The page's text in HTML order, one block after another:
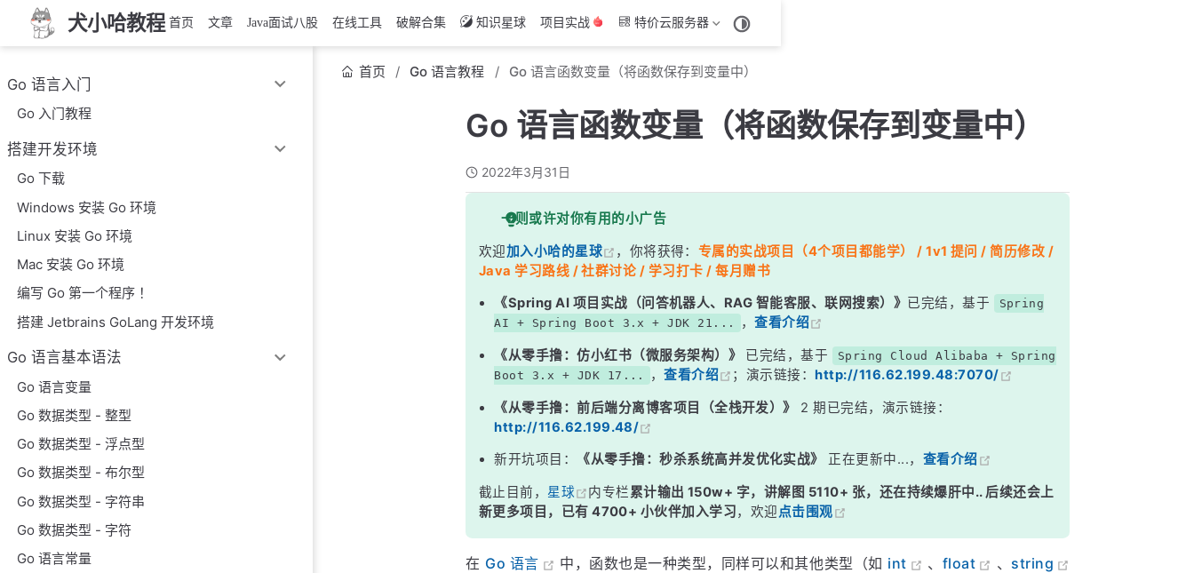
犬小哈教程 首页 文章 Java面试八股 在线工具 破解合集 知识星球 项目实战 特价云服务器
Go 语言入门
Go 入门教程
搭建开发环境
Go 下载
Windows 安装 Go 环境
Linux 安装 Go 环境
Mac 安装 Go 环境
编写 Go 第一个程序 ！
搭建 Jetbrains GoLang 开发环境
Go 语言基本语法
Go 语言变量
Go 数据类型 - 整型
Go 数据类型 - 浮点型
Go 数据类型 - 布尔型
Go 数据类型 - 字符串
Go 数据类型 - 字符
Go 语言常量
首页 Go 语言教程 Go 语言函数变量（将函数保存到变量中）
Go 语言函数变量（将函数保存到变量中）
2022年3月31日
一则或许对你有用的小广告
欢迎加入小哈的星球 ，你将获得： 专属的实战项目（4个项目都能学） / 1v1 提问 / 简历修改 /
Java 学习路线 / 社群讨论 / 学习打卡 / 每月赠书
《Spring AI 项目实战（问答机器人、RAG 智能客服、联网搜索）》 已完结，基于
Spring
AI + Spring Boot 3.x + JDK 21...
，查看介绍
《从零手撸：仿小红书（微服务架构）》 已完结，基于
Spring Cloud Alibaba + Spring
Boot 3.x + JDK 17...
，查看介绍 ；演示链接：http://116.62.199.48:7070/
《从零手撸：前后端分离博客项目（全栈开发）》
2 期已完结，演示链接：
http://116.62.199.48/
新开坑项目： 《从零手撸：秒杀系统高并发优化实战》 正在更新中...， 查看介绍
截止目前， 星球 内专栏累计输出 150w+ 字，讲解图 5110+ 张，还在持续爆肝中.. 后续还会上
新更多项目，已有 4700+ 小伙伴加入学习，欢迎点击围观
在 Go 语言 中，函数也是一种类型，同样可以和其他类型（如 int 、 float 、 string